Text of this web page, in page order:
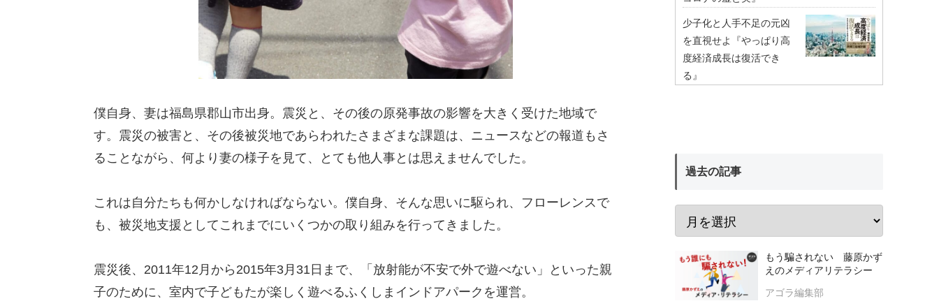
僕自身、妻は福島県郡山市出身。震災と、その後の原発事故の影響を大きく受けた地域で
す。震災の被害と、その後被災地であらわれたさまざまな課題は、ニュースなどの報道もさ
ることながら、何より妻の様子を見て、とても他人事とは思えませんでした。
これは自分たちも何かしなければならない。僕自身、そんな思いに駆られ、フローレンスで
も、被災地支援としてこれまでにいくつかの取り組みを行ってきました。
震災後、2011年12月から2015年3月31日まで、「放射能が不安で外で遊べない」といった親
子のために、室内で子どもたが楽しく遊べるふくしまインドアパークを運営。
少子化と人手不足の元凶
を直視せよ『やっぱり高
度経済成長は復活でき
る』
過去の記事
もう騙されない 藤原かず
えのメディアリテラシー
アゴラ編集部